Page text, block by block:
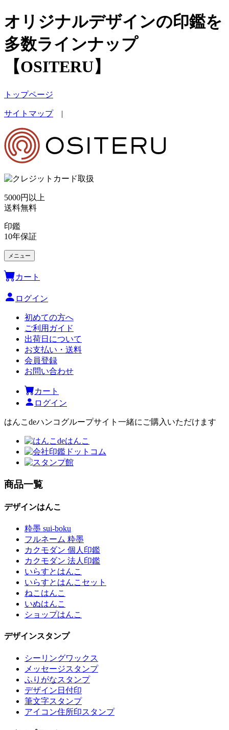
オリジナルデザインの印鑑を
多数ラインナップ
【OSITERU】
トップページ
サイトマップ|
5000円以上
送料無料
印鑑
10年保証
メニュー
カート
ログイン
初めての方へ
ご利用ガイド
出荷日について
お支払い・送料
会員登録
お問い合わせ
カート
ログイン
はんこdeハンコグループサイト 一緒にご購入いただけます
商品一覧
デザインはんこ
粋墨 sui-boku
フルネーム 粋墨
カクモダン 個人印鑑
カクモダン 法人印鑑
いらすとはんこ
いらすとはんこセット
ねこはんこ
いぬはんこ
ショップはんこ
デザインスタンプ
シーリングワックス
メッセージスタンプ
ふりがなスタンプ
デザイン日付印
筆文字スタンプ
アイコン住所印スタンプ